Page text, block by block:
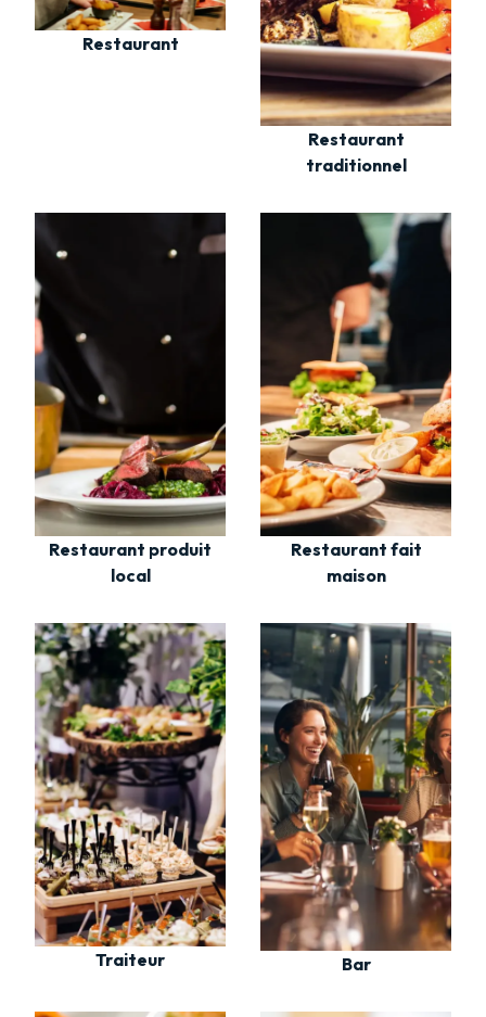
Restaurant
Restaurant
traditionnel
Restaurant produit
local
Restaurant fait
maison
Traiteur Bar